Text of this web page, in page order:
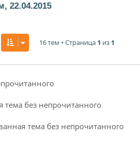
22.04.2015
16 тем • Страница 1 из 1
тема без непрочитанного
тема без непрочитанного